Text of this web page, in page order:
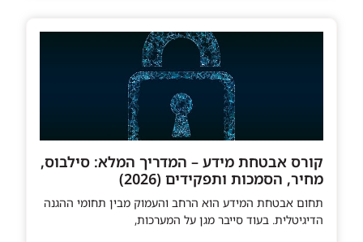
קורס אבטחת מידע – המדריך המלא: סילבוס,
מחיר, הסמכות ותפקידים (2026)
תחום אבטחת המידע הוא הרחב והעמוק מבין תחומי ההגנה
הדיגיטלית. בעוד סייבר מגן על המערכות,